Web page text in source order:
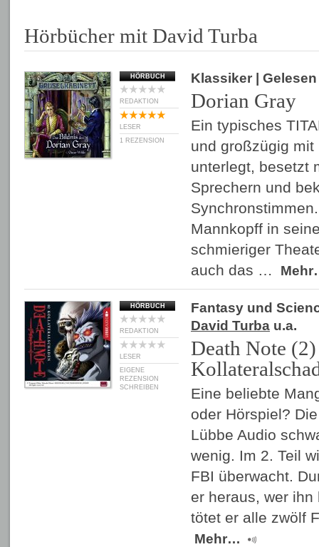
Hörbücher mit David Turba
HÖRBUCH
REDAKTION
LESER
1 REZENSION
Klassiker |
Dorian Gray
Ein typisches
und großzügig
unterlegt, besetzt
Sprechern und
Mannkopff in
schmieriger
auch das …
HÖRBUCH
REDAKTION
LESER
EIGENE
REZENSION
SCHREIBEN
Fantasy und
David Turba u.a.
Death Note
Eine beliebte
oder Hörspiel?
Lübbe Audio
wenig. Im 2. Teil
FBI überwacht.
er heraus, wer
tötet er alle zwölf
Mehr…